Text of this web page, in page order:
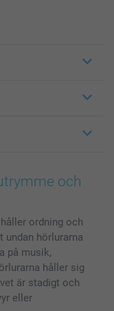
och
ordning och
undan hörlurarna
på musik,
håller sig
är stadigt och
eller